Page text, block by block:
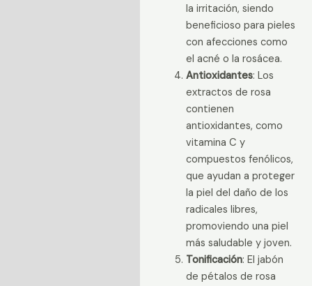
la irritación, siendo
beneficioso para pieles
con afecciones como
el acné o la rosácea.
Antioxidantes: Los
extractos de rosa
contienen
antioxidantes, como
vitamina C y
compuestos fenólicos,
que ayudan a proteger
la piel del daño de los
radicales libres,
promoviendo una piel
más saludable y joven.
Tonificación: El jabón
de pétalos de rosa